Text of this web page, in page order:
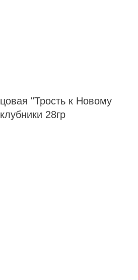
"Трость к Новому
28гр